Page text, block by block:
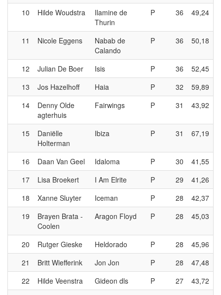
10 Hilde Woudstra
Ilamine de
Thurin
P 36 49,24
11 Nicole Eggens
Nabab de
Calando
P 36 50,18
12 Julian De Boer Isis P 36
52,45
13
Jos Hazelhoff Haia P 32
59,89
14
Denny Olde
agterhuis
Fairwings P 31 43,92
15
Daniëlle
Holterman
Ibiza P 31 67,19
16 Daan Van Geel Idaloma P 30
41,55
17
Lisa Broekert I Am Elrite P 29
41,26
18
Xanne Sluyter Iceman P 28
42,37
19
Brayen Brata -
Coolen
Aragon Floyd P 28 45,03
20 Rutger Gieske Heldorado P 28
45,96
21
Britt Wiefferink Jon Jon P 28
47,48
22
Hilde Veenstra Gideon dls P 27
43,72